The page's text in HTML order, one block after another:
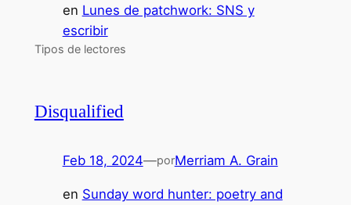
en Lunes de patchwork: SNS y
escribir
Tipos de lectores
Disqualified
Feb 18, 2024—porMerriam A. Grain
en Sunday word hunter: poetry and